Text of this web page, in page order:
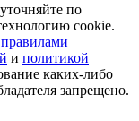
по
cookie.
правилами
и политикой
каких-либо
запрещено.